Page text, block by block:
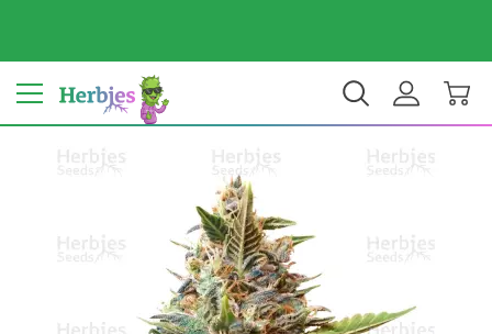
Tu país: Estados Unidos $ USD ES